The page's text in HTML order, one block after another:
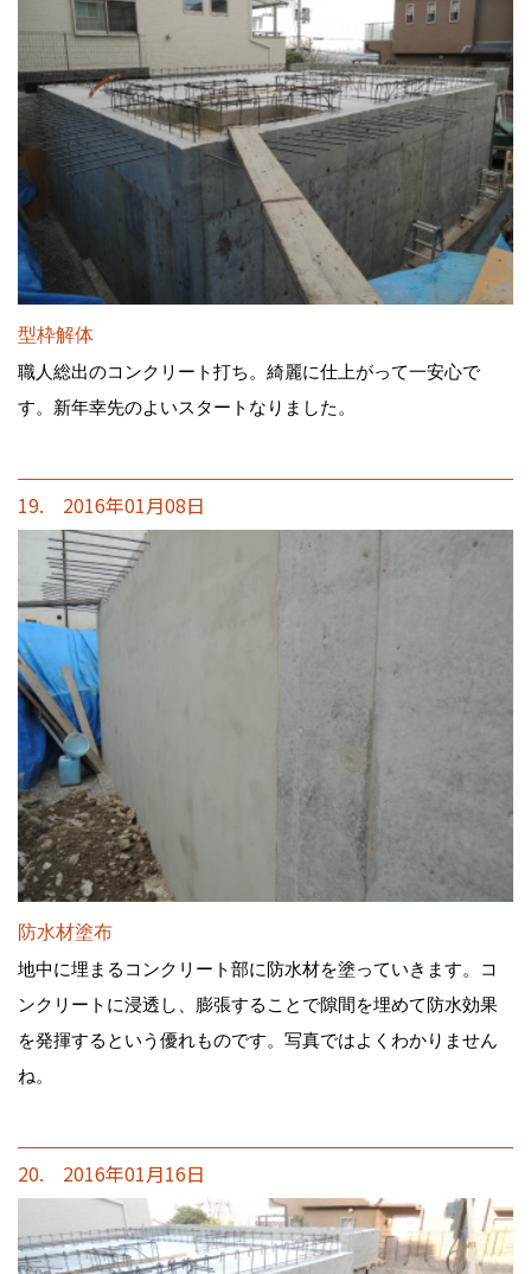
型枠解体
職人総出のコンクリート打ち。綺麗に仕上がって一安心で
す。新年幸先のよいスタートなりました。
19. 2016年01月08日
防水材塗布
地中に埋まるコンクリート部に防水材を塗っていきます。コ
ンクリートに浸透し、膨張することで隙間を埋めて防水効果
を発揮するという優れものです。写真ではよくわかりません
ね。
20. 2016年01月16日